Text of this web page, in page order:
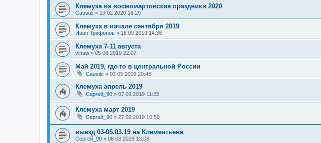
Клемуха на восмомартовские праздники 2020
Caustic » 19 02 2020 16:29
Клемуха в начале сентября 2019
Иван Трифонов » 18 09 2019 14:36
Клемуха 7-11 августа
vlnsw » 05 08 2019 22:07
Май 2019, где-то в центральной России
Caustic » 03 05 2019 20:46
Клемуха апрель 2019
Сергей_90 » 07 03 2019 11:33
Клемуха март 2019
Сергей_90 » 27 02 2019 10:50
выезд 03-05.03.19 на Клементьева
Сергей_90 » 06 03 2019 13:08